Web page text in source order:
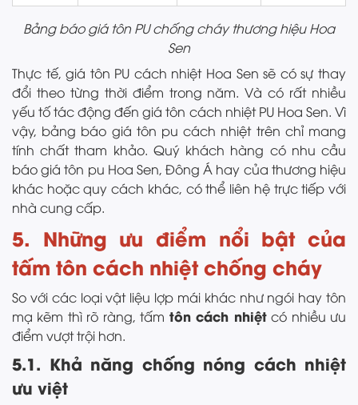
Bảng báo giá tôn PU chống cháy thương hiệu Hoa
Sen
Thực tế, giá tôn PU cách nhiệt Hoa Sen sẽ có sự thay
đổi theo từng thời điểm trong năm. Và có rất nhiều
yếu tố tác động đến giá tôn cách nhiệt PU Hoa Sen. Vì
vậy, bảng báo giá tôn pu cách nhiệt trên chỉ mang
tính chất tham khảo. Quý khách hàng có nhu cầu
báo giá tôn pu Hoa Sen, Đông Á hay của thương hiệu
khác hoặc quy cách khác, có thể liên hệ trực tiếp với
nhà cung cấp.
5. Những ưu điểm nổi bật của
tấm tôn cách nhiệt chống cháy
So với các loại vật liệu lợp mái khác như ngói hay tôn
mạ kẽm thì rõ ràng, tấm tôn cách nhiệtcó nhiều ưu
điểm vượt trội hơn.
5.1. Khả năng chống nóng cách nhiệt
ưu việt